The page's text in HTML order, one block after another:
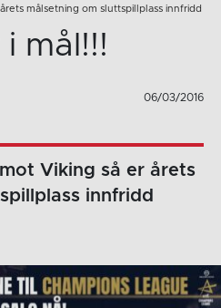
målsetning om sluttspillplass innfridd
mål!!!
06/03/2016
Viking så er årets
innfridd